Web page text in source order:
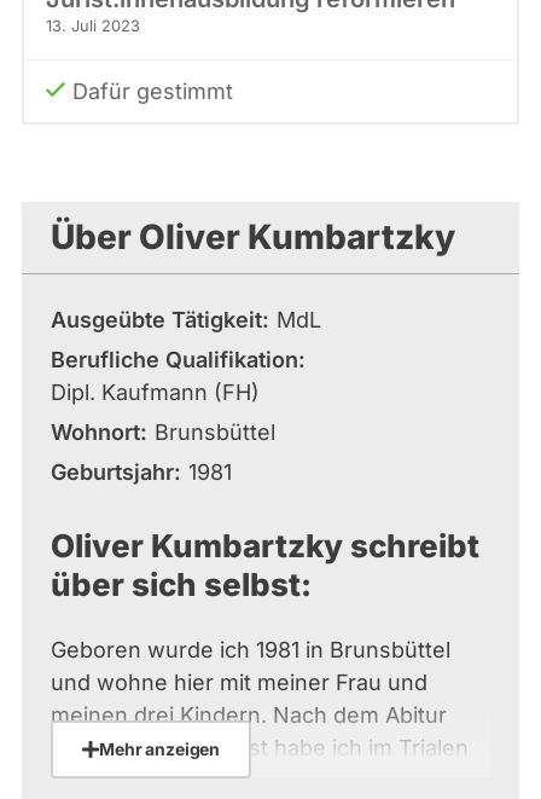
13. Juli 2023
Dafür gestimmt
Über Oliver Kumbartzky
Ausgeübte Tätigkeit
MdL
Berufliche Qualifikation
Dipl. Kaufmann (FH)
Wohnort
Brunsbüttel
Geburtsjahr 1981
Oliver Kumbartzky schreibt
über sich selbst:
Geboren wurde ich 1981 in Brunsbüttel
und wohne hier mit meiner Frau und
meinen drei Kindern. Nach dem Abitur
und dem Wehrdienst habe ich im Trialen
Modell an der FH Westküste studiert. Ich
Mehr anzeigen